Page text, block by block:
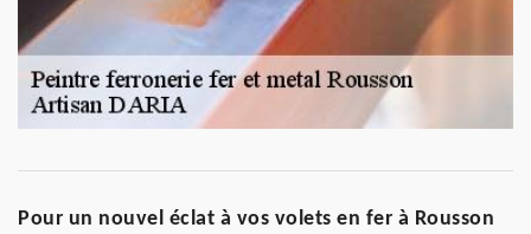
Pour un nouvel éclat à vos volets en fer à Rousson